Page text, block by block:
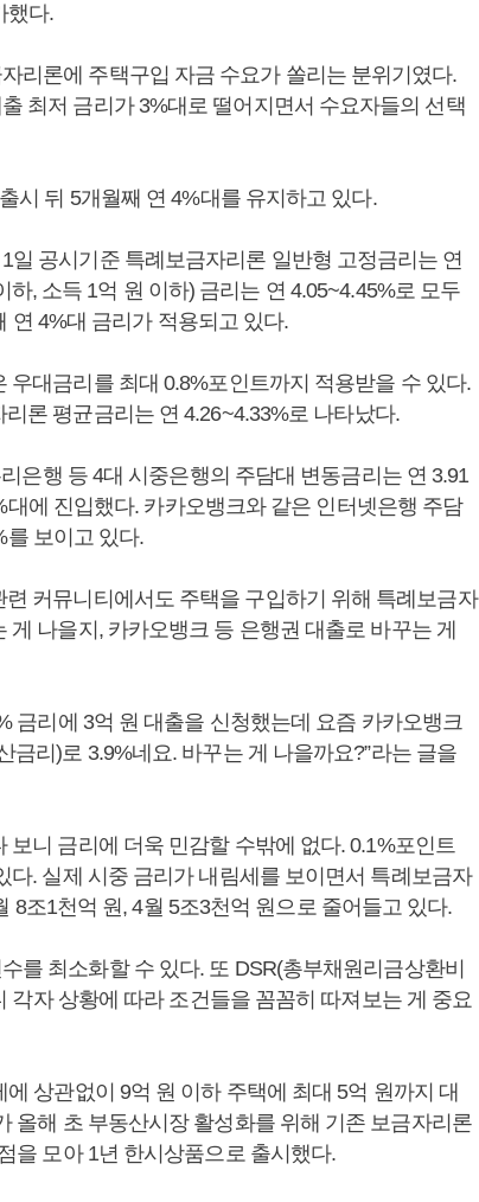
했다.
리론에 주택구입 자금 수요가 쏠리는 분위기였다.
최저 금리가 3%대로 떨어지면서 수요자들의 선택
시 뒤 5개월째 연 4%대를 유지하고 있다.
일 공시기준 특례보금자리론 일반형 고정금리는 연
, 소득 1억 원 이하) 금리는 연 4.05~4.45%로 모두
연 4%대 금리가 적용되고 있다.
대금리를 최대 0.8%포인트까지 적용받을 수 있다.
론 평균금리는 연 4.26~4.33%로 나타났다.
은행 등 4대 시중은행의 주담대 변동금리는 연 3.91
에 진입했다. 카카오뱅크와 같은 인터넷은행 주담
를 보이고 있다.
커뮤니티에서도 주택을 구입하기 위해 특례보금자
나을지, 카카오뱅크 등 은행권 대출로 바꾸는 게
금리에 3억 원 대출을 신청했는데 요즘 카카오뱅크
리)로 3.9%네요. 바꾸는 게 나을까요?”라는 글을
니 금리에 더욱 민감할 수밖에 없다. 0.1%포인트
다. 실제 시중 금리가 내림세를 보이면서 특례보금자
8조1천억 원, 4월 5조3천억 원으로 줄어들고 있다.
를 최소화할 수 있다. 또 DSR(총부채원리금상환비
각자 상황에 따라 조건들을 꼼꼼히 따져보는 게 중요
상관없이 9억 원 이하 주택에 최대 5억 원까지 대
올해 초 부동산시장 활성화를 위해 기존 보금자리론
을 모아 1년 한시상품으로 출시했다.